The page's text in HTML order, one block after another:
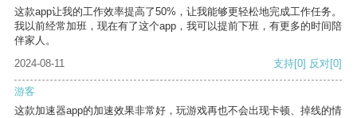
这款app让我的工作效率提高了50%，让我能够更轻松地完成工作任务。
我以前经常加班，现在有了这个app，我可以提前下班，有更多的时间陪
伴家人。
2024-08-11
支持[0] 反对[0]
游客
这款加速器app的加速效果非常好，玩游戏再也不会出现卡顿、掉线的情